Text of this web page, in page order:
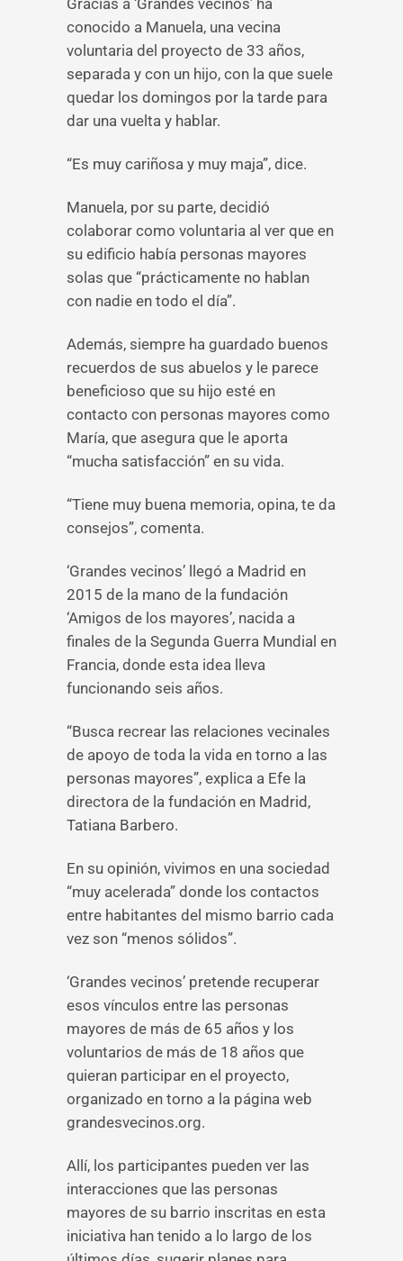
Gracias a ‘Grandes vecinos’ ha
conocido a Manuela, una vecina
voluntaria del proyecto de 33 años,
separada y con un hijo, con la que suele
quedar los domingos por la tarde para
dar una vuelta y hablar.
“Es muy cariñosa y muy maja”, dice.
Manuela, por su parte, decidió
colaborar como voluntaria al ver que en
su edificio había personas mayores
solas que “prácticamente no hablan
con nadie en todo el día”.
Además, siempre ha guardado buenos
recuerdos de sus abuelos y le parece
beneficioso que su hijo esté en
contacto con personas mayores como
María, que asegura que le aporta
“mucha satisfacción” en su vida.
“Tiene muy buena memoria, opina, te da
consejos”, comenta.
‘Grandes vecinos’ llegó a Madrid en
2015 de la mano de la fundación
‘Amigos de los mayores’, nacida a
finales de la Segunda Guerra Mundial en
Francia, donde esta idea lleva
funcionando seis años.
“Busca recrear las relaciones vecinales
de apoyo de toda la vida en torno a las
personas mayores”, explica a Efe la
directora de la fundación en Madrid,
Tatiana Barbero.
En su opinión, vivimos en una sociedad
“muy acelerada” donde los contactos
entre habitantes del mismo barrio cada
vez son “menos sólidos”.
‘Grandes vecinos’ pretende recuperar
esos vínculos entre las personas
mayores de más de 65 años y los
voluntarios de más de 18 años que
quieran participar en el proyecto,
organizado en torno a la página web
grandesvecinos.org.
Allí, los participantes pueden ver las
interacciones que las personas
mayores de su barrio inscritas en esta
iniciativa han tenido a lo largo de los